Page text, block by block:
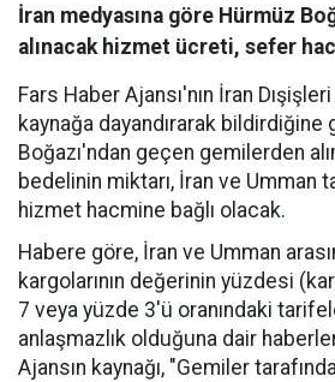
İran medyasına göre Hürmüz
alınacak hizmet ücreti, sefer
Fars Haber Ajansı'nın İran
kaynağa dayandırarak bildirdiğine
Boğazı'ndan geçen gemilerden
bedelinin miktarı, İran ve Umman
hizmet hacmine bağlı olacak.
Habere göre, İran ve Umman
kargolarının değerinin yüzdesi
7 veya yüzde 3'ü oranındaki
anlaşmazlık olduğuna dair
Ajansın kaynağı, "Gemiler